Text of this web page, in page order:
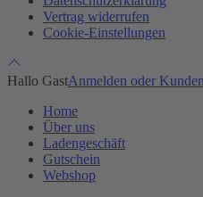
Vertrag widerrufen
Cookie-Einstellungen
Hallo GastAnmelden oder
Home
Über uns
Ladengeschäft
Gutschein
Webshop